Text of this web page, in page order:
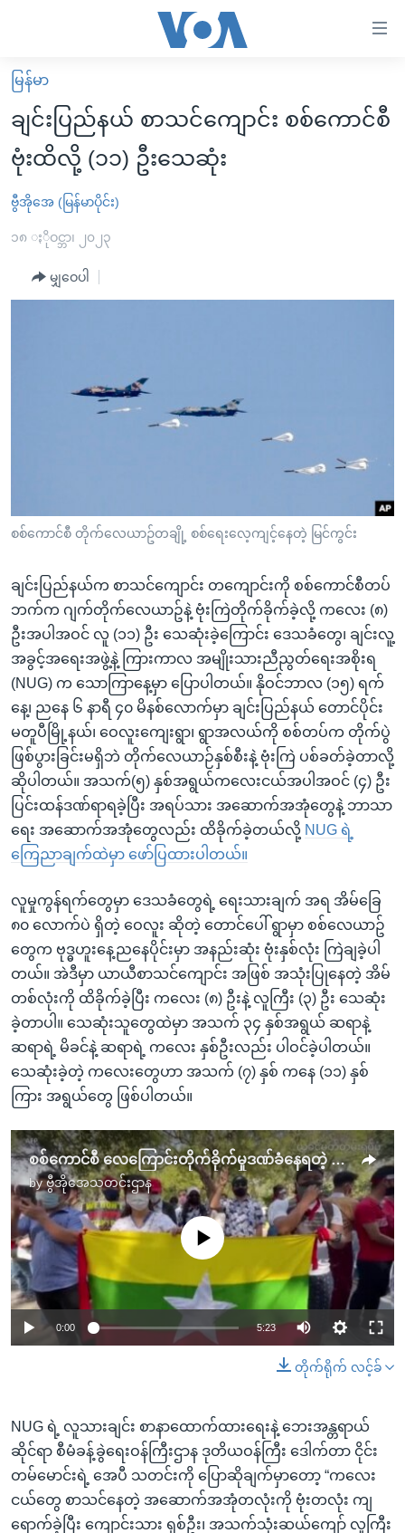
လွယ်ကူ
စေ
သည့်
Link
များ
ပင်မ
ကြည့်
ရှာဖွေ
ရန်
နေရာ
သို့
ကျော်
ရန်
မူလစာမျက်နှာ
မြန်မာ
ကမ္ဘာ့သတင်းများ
နိုင်ငံတကာ
အစ္စရေး-ပါလက်စတိုင်း
ဗွီဒီယို
အင်္ဂလိပ်စာလေ့လာမယ်
ရုပ်ရှင်ထဲက အင်္ဂလိပ်စာ
သုတပဒေသာ အင်္ဂလိပ်စာ
ရေဒီယို/တီဗွီအစီအစဉ်
ဘာသာစကားများ
မြန်မာ
ချင်းပြည်နယ် စာသင်ကျောင်း စစ်ကောင်စီ
ဗုံးထိလို့ (၁၁) ဦးသေဆုံး
ဗွီအိုအေ (မြန်မာပိုင်း)
၁၈ ႏိုဝင္ဘာ၊ ၂၀၂၃
မျှဝေပါ
စစ်ကောင်စီ တိုက်လေယာဥ်တချို့ စစ်ရေးလေ့ကျင့်နေတဲ့ မြင်ကွင်း
ချင်းပြည်နယ်က စာသင်ကျောင်း တကျောင်းကို စစ်ကောင်စီတပ်
ဘက်က ဂျက်တိုက်လေယာဥ်နဲ့ ဗုံးကြဲတိုက်ခိုက်ခဲ့လို့ ကလေး (၈)
ဦးအပါအဝင် လူ (၁၁) ဦး သေဆုံးခဲ့ကြောင်း ဒေသခံတွေ၊ ချင်းလူ့
အခွင့်အရေးအဖွဲ့နဲ့ ကြားကာလ အမျိုးသားညီညွတ်ရေးအစိုးရ
(NUG) က သောကြာနေ့မှာ ပြောပါတယ်။ နိုဝင်ဘာလ (၁၅) ရက်
နေ့၊ ညနေ ၆ နာရီ ၄၀ မိနစ်လောက်မှာ ချင်းပြည်နယ် တောင်ပိုင်း
မတူပီမြို့နယ်၊ ဝေလူးကျေးရွာ၊ ရွာအလယ်ကို စစ်တပ်က တိုက်ပွဲ
ဖြစ်ပွားခြင်းမရှိဘဲ တိုက်လေယာဉ်နှစ်စီးနဲ့ ဗုံးကြဲ ပစ်ခတ်ခဲ့တာလို့
ဆိုပါတယ်။ အသက်(၅) နှစ်အရွယ်ကလေးငယ်အပါအဝင် (၄) ဦး
ပြင်းထန်ဒဏ်ရာရခဲ့ပြီး အရပ်သား အဆောက်အအုံတွေနဲ့ ဘာသာ
ရေး အဆောက်အအုံတွေလည်း ထိခိုက်ခဲ့တယ်လို့ NUG ရဲ့
ကြေညာချက်ထဲမှာ ဖော်ပြထားပါတယ်။
လူမှုကွန်ရက်တွေမှာ ဒေသခံတွေရဲ့ ရေးသားချက် အရ အိမ်ခြေ
၈၀ လောက်ပဲ ရှိတဲ့ ဝေလူး ဆိုတဲ့ တောင်ပေါ် ရွာမှာ စစ်လေယာဥ်
တွေက ဗုဒ္ဓဟူးနေ့ညနေပိုင်းမှာ အနည်းဆုံး ဗုံးနှစ်လုံး ကြဲချခဲ့ပါ
တယ်။ အဲဒီမှာ ယာယီစာသင်ကျောင်း အဖြစ် အသုံးပြုနေတဲ့ အိမ်
တစ်လုံးကို ထိခိုက်ခဲ့ပြီး ကလေး (၈) ဦးနဲ့ လူကြီး (၃) ဦး သေဆုံး
ခဲ့တာပါ။ သေဆုံးသူတွေထဲမှာ အသက် ၃၄ နှစ်အရွယ် ဆရာနဲ့
ဆရာရဲ့ မိခင်နဲ့ ဆရာရဲ့ ကလေး နှစ်ဦးလည်း ပါဝင်ခဲ့ပါတယ်။
သေဆုံးခဲ့တဲ့ ကလေးတွေဟာ အသက် (၇) နှစ် ကနေ (၁၁) နှစ်
ကြား အရွယ်တွေ ဖြစ်ပါတယ်။
စစ်ကောင်စီ လေကြောင်းတိုက်ခိုက်မှုဒဏ်ခံနေရတဲ့ ချင်းလူထုအခြေအနေ
byဗွီအိုအေသတင်းဌာန
No media source currently available
0:00 5:23
တိုက်ရိုက် လင့်ခ်
NUG ရဲ့ လူသားချင်း စာနာထောက်ထားရေးနဲ့ ဘေးအန္တရာယ်
ဆိုင်ရာ စီမံခန့်ခွဲရေးဝန်ကြီးဌာန ဒုတိယဝန်ကြီး ဒေါက်တာ ငိုင်း
တမ်မောင်းရဲ့ အေပီ သတင်းကို ပြောဆိုချက်မှာတော့ “ကလေး
ငယ်တွေ စာသင်နေတဲ့ အဆောက်အအုံတလုံးကို ဗုံးတလုံး ကျ
ရောက်ခဲ့ပြီး ကျောင်းသား ရှစ်ဦး၊ အသက်သုံးဆယ်ကျော် လူကြီး